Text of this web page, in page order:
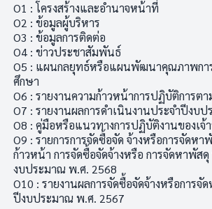
O1 : โครงสร้างและอำนาจหน้าที่
O2 : ข้อมูลผู้บริหาร
O3 : ข้อมูลการติดต่อ
O4 : ข่าวประชาสัมพันธ์
O5 : แผนกลยุทธ์หรือแผนพัฒนาคุณภาพกา
ศึกษา
O6 : รายงานความก้าวหน้าการปฏิบัติการต
O7 : รายงานผลการดำเนินงานประจำปีงบ
O8 : คู่มือหรือแนวทางการปฏิบัติงานของเจ้
O9 : รายการการจัดซื้อจัด จ้างหรือการจัดห
ก้าวหน้า การจัดซื้อจัดจ้างหรือ การจัดหาพัส
งบประมาณ พ.ศ. 2568
O10 : รายงานผลการจัดซื้อจัดจ้างหรือการจั
ปีงบประมาณ พ.ศ. 2567